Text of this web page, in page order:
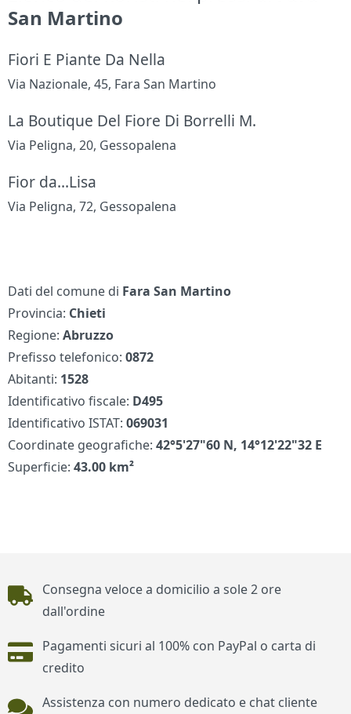
San Martino
Fiori E Piante Da Nella
Via Nazionale, 45, Fara San Martino
La Boutique Del Fiore Di Borrelli M.
Via Peligna, 20, Gessopalena
Fior da...Lisa
Via Peligna, 72, Gessopalena
Dati del comune di Fara San Martino
Provincia: Chieti
Regione:Abruzzo
Prefisso telefonico:0872
Abitanti: 1528
Identificativo fiscale: D495
Identificativo ISTAT:069031
Coordinate geografiche:42°5'27"60 N, 14°12'22"32 E
Superficie:43.00 km²
Piè di pagina
Consegna veloce a domicilio a sole 2 ore
dall'ordine
Pagamenti sicuri al 100% con PayPal o carta di
credito
Assistenza con numero dedicato e chat cliente